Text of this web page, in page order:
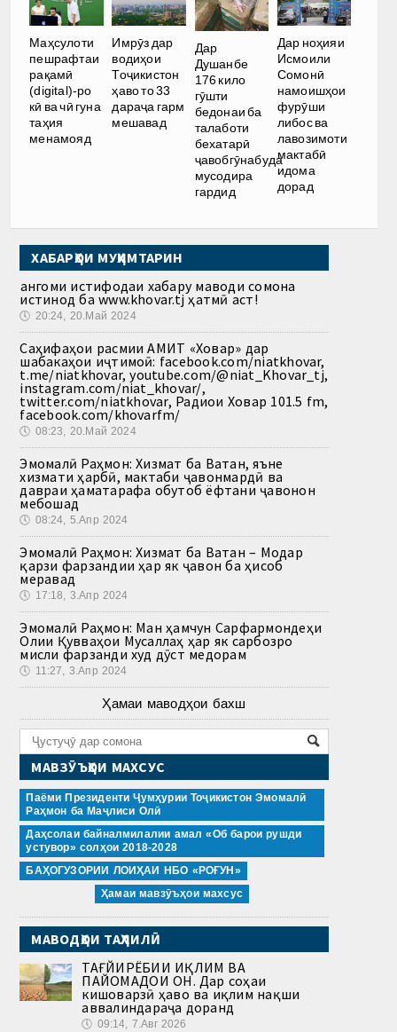
Маҳсулоти
пешрафтаи
рақамӣ
(digital)-ро
кӣ ва чӣ гуна
таҳия
менамояд
Имрӯз дар
водиҳои
Тоҷикистон
ҳаво то 33
дараҷа гарм
мешавад
Дар
Душанбе
176 кило
гӯшти
бедонаи ба
талаботи
бехатарӣ
ҷавобгӯнабуда
мусодира
гардид
Дар ноҳияи
Исмоили
Сомонӣ
намоишҳои
фурӯши
либос ва
лавозимоти
мактабӣ
идома
дорад
ХАБАРҲОИ МУҲИМТАРИН
Ҳангоми истифодаи хабару маводи сомона
истинод ба www.khovar.tj ҳатмӣ аст!
🕔 20:24, 20.Май 2024
Саҳифаҳои расмии АМИТ «Ховар» дар
шабакаҳои иҷтимоӣ: facebook.com/niatkhovar,
t.me/niatkhovar, youtube.com/@niat_Khovar_tj,
instagram.com/niat_khovar/,
twitter.com/niatkhovar, Радиои Ховар 101.5 fm,
facebook.com/khovarfm/
🕔 08:23, 20.Май 2024
Эмомалӣ Раҳмон: Хизмат ба Ватан, яъне
хизмати ҳарбӣ, мактаби ҷавонмардӣ ва
давраи ҳаматарафа обутоб ёфтани ҷавонон
мебошад
🕔 08:24, 5.Апр 2024
Эмомалӣ Раҳмон: Хизмат ба Ватан – Модар
қарзи фарзандии ҳар як ҷавон ба ҳисоб
меравад
🕔 17:18, 3.Апр 2024
Эмомалӣ Раҳмон: Ман ҳамчун Сарфармондеҳи
Олии Қувваҳои Мусаллаҳ ҳар як сарбозро
мисли фарзанди худ дӯст медорам
🕔 11:27, 3.Апр 2024
Ҳамаи маводҳои бахш
МАВЗӮЪҲОИ МАХСУС
Паёми Президенти Ҷумҳурии Тоҷикистон Эмомалӣ
Раҳмон ба Маҷлиси Олӣ
Даҳсолаи байналмилалии амал «Об барои рушди
устувор» солҳои 2018-2028
БАҲОГУЗОРИИ ЛОИҲАИ НБО «РОҒУН»
Ҳамаи мавзӯъҳои махсус
МАВОДҲОИ ТАҲЛИЛӢ
ТАҒЙИРЁБИИ ИҚЛИМ ВА
ПАЙОМАДҲОИ ОН. Дар соҳаи
кишоварзӣ ҳаво ва иқлим нақши
аввалиндараҷа доранд
🕔 09:14, 7.Авг 2026